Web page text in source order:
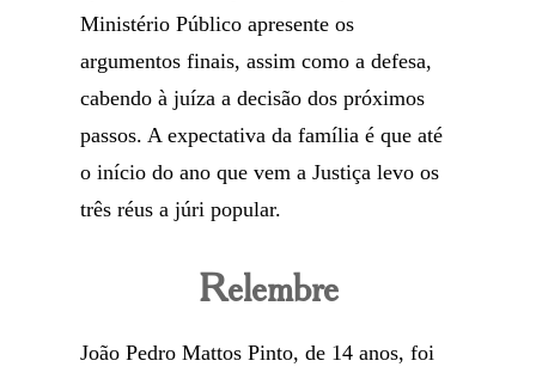
Ministério Público apresente os
argumentos finais, assim como a defesa,
cabendo à juíza a decisão dos próximos
passos. A expectativa da família é que até
o início do ano que vem a Justiça levo os
três réus a júri popular.
Relembre
João Pedro Mattos Pinto, de 14 anos, foi